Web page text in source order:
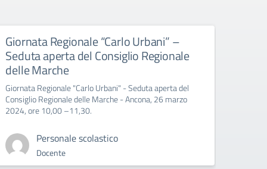
Giornata Regionale “Carlo Urbani” –
Seduta aperta del Consiglio Regionale
delle Marche
Giornata Regionale "Carlo Urbani" - Seduta aperta del
Consiglio Regionale delle Marche - Ancona, 26 marzo
2024, ore 10,00 –11,30.
Personale scolastico
Docente